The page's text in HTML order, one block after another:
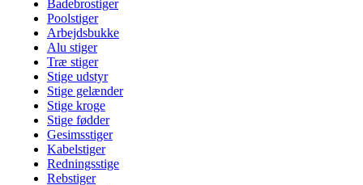
Badebrostiger
Poolstiger
Arbejdsbukke
Alu stiger
Træ stiger
Stige udstyr
Stige gelænder
Stige kroge
Stige fødder
Gesimsstiger
Kabelstiger
Redningsstige
Rebstiger